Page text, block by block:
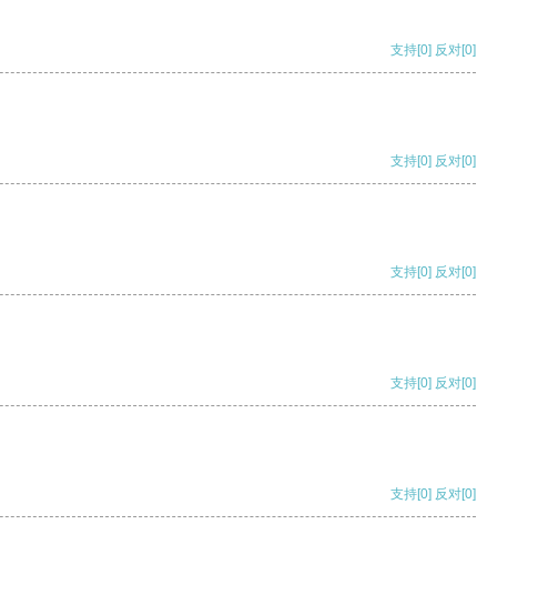
支持[0] 反对[0]
支持[0] 反对[0]
支持[0] 反对[0]
支持[0] 反对[0]
支持[0] 反对[0]